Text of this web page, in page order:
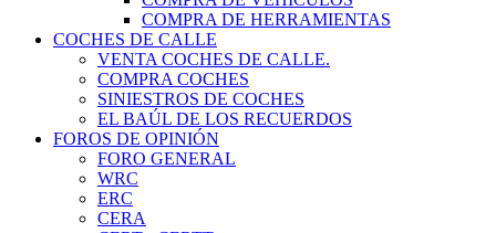
COMPRA DE HERRAMIENTAS
COCHES DE CALLE
VENTA COCHES DE CALLE.
COMPRA COCHES
SINIESTROS DE COCHES
EL BAÚL DE LOS RECUERDOS
FOROS DE OPINIÓN
FORO GENERAL
WRC
ERC
CERA